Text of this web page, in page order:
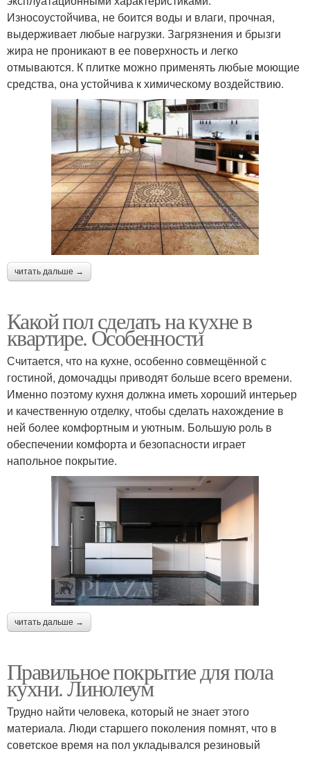
Износоустойчива, не боится воды и влаги, прочная,
выдерживает любые нагрузки. Загрязнения и брызги
жира не проникают в ее поверхность и легко
отмываются. К плитке можно применять любые моющие
средства, она устойчива к химическому воздействию.
читать дальше →
Какой пол сделать на кухне в
квартире. Особенности
Считается, что на кухне, особенно совмещённой с
гостиной, домочадцы приводят больше всего времени.
Именно поэтому кухня должна иметь хороший интерьер
и качественную отделку, чтобы сделать нахождение в
ней более комфортным и уютным. Большую роль в
обеспечении комфорта и безопасности играет
напольное покрытие.
читать дальше →
Правильное покрытие для пола
кухни. Линолеум
Трудно найти человека, который не знает этого
материала. Люди старшего поколения помнят, что в
советское время на пол укладывался резиновый